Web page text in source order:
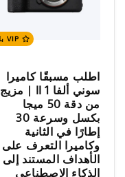
اطلب مسبقًا كاميرا
سوني ألفا 1 II | مزيج
من دقة 50 ميجا
بكسل وسرعة 30
إطارًا في الثانية
وكاميرا التعرف على
الأهداف المستند إلى
الذكاء الاصطناعي